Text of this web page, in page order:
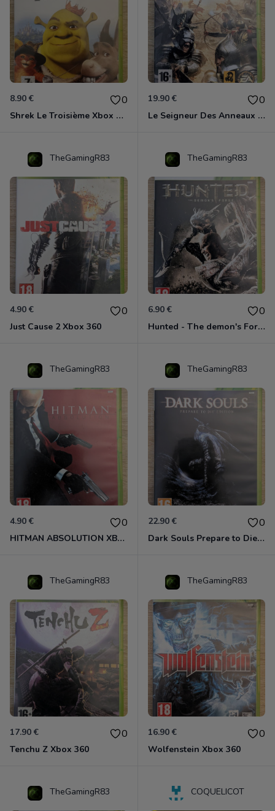
8.90 € 0
Shrek Le Troisième Xbox 360
19.90 € 0
Le Seigneur Des Anneaux - L'âge Des Conquêtes Xbox 360
TheGamingR83
4.90 € 0
Just Cause 2 Xbox 360
TheGamingR83
6.90 € 0
Hunted - The demon's Forge Xbox 360 (Complet CIB)
TheGamingR83
4.90 € 0
HITMAN ABSOLUTION XBOX 360
TheGamingR83
22.90 € 0
Dark Souls Prepare to Die Edition XBOX 360
TheGamingR83
17.90 € 0
Tenchu Z Xbox 360
TheGamingR83
16.90 € 0
Wolfenstein Xbox 360
TheGamingR83 COQUELICOT